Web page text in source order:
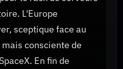
L'Europe
sceptique face au
consciente de
En fin de